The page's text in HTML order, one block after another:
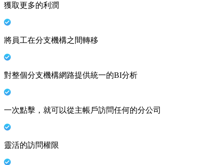
獲取更多的利潤
將員工在分支機構之間轉移
對整個分支機構網路提供統一的BI分析
一次點擊，就可以從主帳戶訪問任何的分公司
靈活的訪問權限